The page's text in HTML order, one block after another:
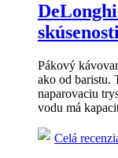
skúsenosti
Pákový
ako od baristu.
naparovaciu
vodu má
Celá